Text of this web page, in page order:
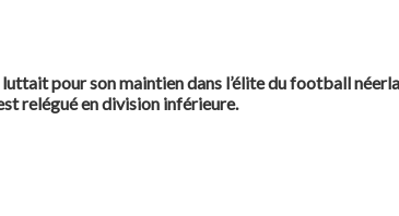
pour son maintien dans l’élite du football
relégué en division inférieure.